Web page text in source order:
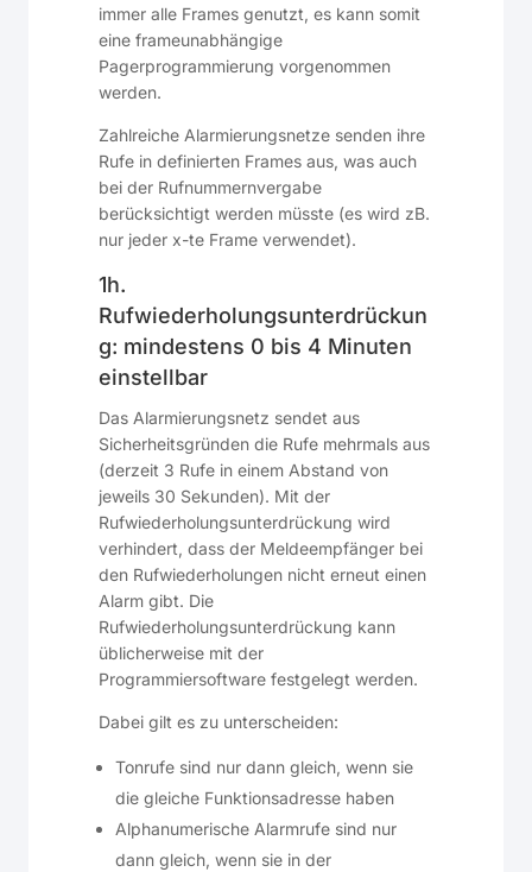
immer alle Frames genutzt, es kann somit
eine frameunabhängige
Pagerprogrammierung vorgenommen
werden.
Zahlreiche Alarmierungsnetze senden ihre
Rufe in definierten Frames aus, was auch
bei der Rufnummernvergabe
berücksichtigt werden müsste (es wird zB.
nur jeder x-te Frame verwendet).
1h.
Rufwiederholungsunterdrückun
g: mindestens 0 bis 4 Minuten
einstellbar
Das Alarmierungsnetz sendet aus
Sicherheitsgründen die Rufe mehrmals aus
(derzeit 3 Rufe in einem Abstand von
jeweils 30 Sekunden). Mit der
Rufwiederholungsunterdrückung wird
verhindert, dass der Meldeempfänger bei
den Rufwiederholungen nicht erneut einen
Alarm gibt. Die
Rufwiederholungsunterdrückung kann
üblicherweise mit der
Programmiersoftware festgelegt werden.
Dabei gilt es zu unterscheiden:
Tonrufe sind nur dann gleich, wenn sie
die gleiche Funktionsadresse haben
Alphanumerische Alarmrufe sind nur
dann gleich, wenn sie in der